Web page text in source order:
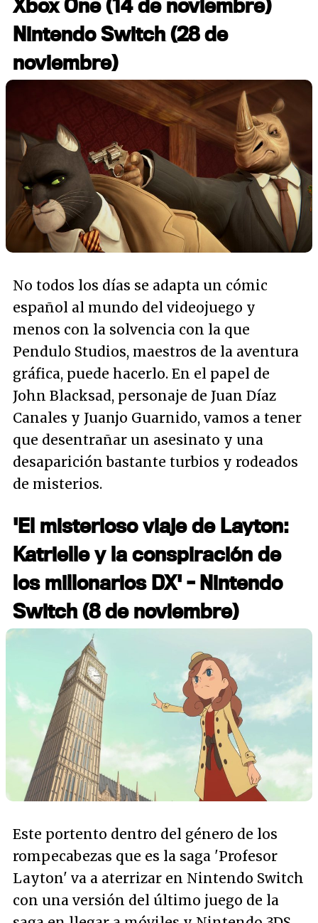
Xbox One (14 de noviembre)
Nintendo Switch (28 de
noviembre)
No todos los días se adapta un cómic
español al mundo del videojuego y
menos con la solvencia con la que
Pendulo Studios, maestros de la aventura
gráfica, puede hacerlo. En el papel de
John Blacksad, personaje de Juan Díaz
Canales y Juanjo Guarnido, vamos a tener
que desentrañar un asesinato y una
desaparición bastante turbios y rodeados
de misterios.
'El misterioso viaje de Layton:
Katrielle y la conspiración de
los millonarios DX' - Nintendo
Switch (8 de noviembre)
Este portento dentro del género de los
rompecabezas que es la saga 'Profesor
Layton' va a aterrizar en Nintendo Switch
con una versión del último juego de la